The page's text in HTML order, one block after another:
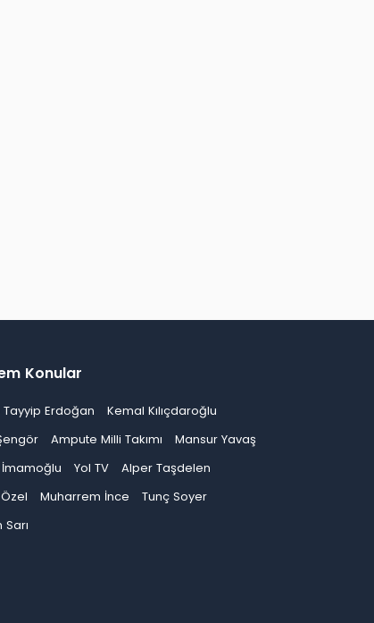
Konular
Erdoğan
Kemal Kılıçdaroğlu
Ampute Milli Takımı
Mansur Yavaş
Yol TV
Alper Taşdelen
Muharrem İnce
Tunç Soyer